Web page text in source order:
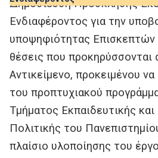
Δημοσίευση Πρόσκλησης
Ενδιαφέροντος για την
υποψηφιότητας Επισκεπτών
θέσεις που προκηρύσσονται
Αντικείμενο, προκειμένου
του προπτυχιακού
Τμήματος Εκπαιδευτικής και
Πολιτικής του
πλαίσιο υλοποίησης του